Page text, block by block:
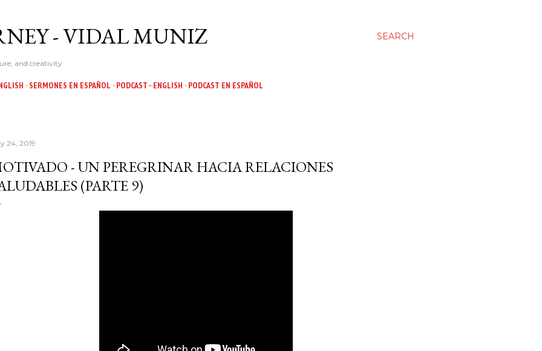
SEARCH
- VIDAL MUNIZ
and creativity
SERMONES EN ESPAÑOL PODCAST - ENGLISH PODCAST EN ESPAÑOL
24, 2019
- UN PEREGRINAR HACIA RELACIONES
(PARTE 9)